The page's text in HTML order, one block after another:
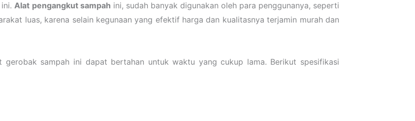
ini.Alat pengangkut sampah ini, sudah banyak digunakan oleh para penggunanya, seperti
luas, karena selain kegunaan yang efektif harga dan kualitasnya terjamin murah dan
sampah ini dapat bertahan untuk waktu yang cukup lama. Berikut spesifikasi